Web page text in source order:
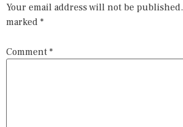
Your email address will not be published.
marked *
Comment *